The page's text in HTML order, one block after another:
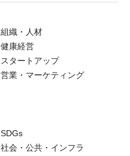
組織・人材
健康経営
スタートアップ
営業・マーケティング
SDGs
社会・公共・インフラ